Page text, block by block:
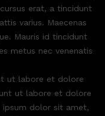
erat, a tincidunt
varius. Maecenas
Mauris id tincidunt
metus nec venenatis
ut labore et dolore
ut labore et dolore
dolor sit amet,